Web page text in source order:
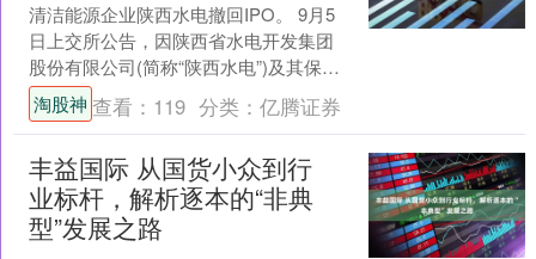
清洁能源企业陕西水电撤回IPO。 9月5
日上交所公告，因陕西省水电开发集团
股份有限公司(简称“陕西水电”)及其保荐
人撤回发行上市申请，根据规定，上交
所终止其发行....
淘股神 查看： 119 分类： 亿腾证券
丰益国际 从国货小众到行
业标杆，解析逐本的“非典
型”发展之路